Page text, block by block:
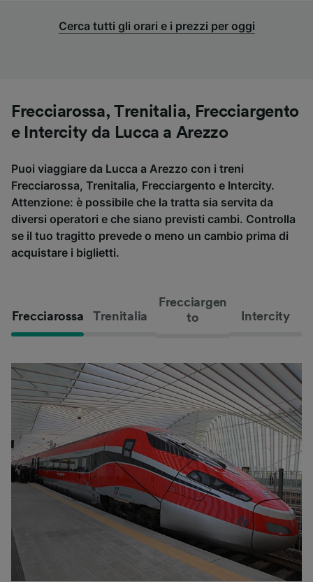
Cerca tutti gli orari e i prezzi per oggi
Frecciarossa, Trenitalia, Frecciargento
e Intercity da Lucca a Arezzo
Puoi viaggiare da Lucca a Arezzo con i treni
Frecciarossa, Trenitalia, Frecciargento e Intercity.
Attenzione: è possibile che la tratta sia servita da
diversi operatori e che siano previsti cambi. Controlla
se il tuo tragitto prevede o meno un cambio prima di
acquistare i biglietti.
Frecciarossa Trenitalia
Frecciargen
to
Intercity